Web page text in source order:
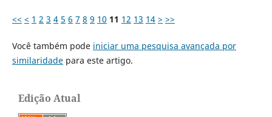
<< < 1 2 3 4 5 6 7 8 9 10 11 12 13 14 > >>
Você também pode iniciar uma pesquisa avançada por
similaridadepara este artigo.
Edição Atual